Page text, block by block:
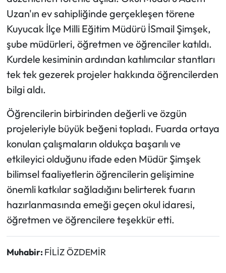
Uzan'ın ev sahipliğinde gerçekleşen törene
Kuyucak İlçe Milli Eğitim Müdürü İSmail Şimşek,
şube müdürleri, öğretmen ve öğrenciler katıldı.
Kurdele kesiminin ardından katılımcılar stantları
tek tek gezerek projeler hakkında öğrencilerden
bilgi aldı.
Öğrencilerin birbirinden değerli ve özgün
projeleriyle büyük beğeni topladı. Fuarda ortaya
konulan çalışmaların oldukça başarılı ve
etkileyici olduğunu ifade eden Müdür Şimşek
bilimsel faaliyetlerin öğrencilerin gelişimine
önemli katkılar sağladığını belirterek fuarın
hazırlanmasında emeği geçen okul idaresi,
öğretmen ve öğrencilere teşekkür etti.
Muhabir: FİLİZ ÖZDEMİR